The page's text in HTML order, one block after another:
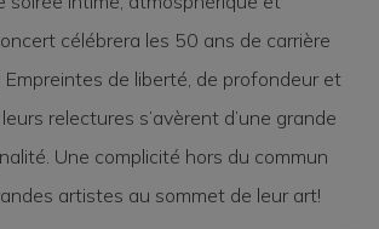
célébrera les 50 ans de carrière
Empreintes de liberté, de profondeur et
relectures s’avèrent d’une grande
Une complicité hors du commun
artistes au sommet de leur art!